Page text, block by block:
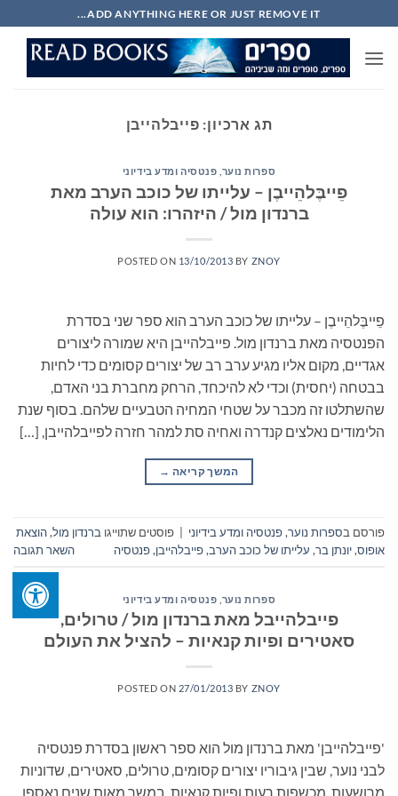
to
content
ADD ANYTHING HERE OR JUST REMOVE IT...
תג ארכיון: פייבלהייבן
ספרות נוער פנטסיה ומדע בידיוני
פֵייבֶּלהֵייבֶן – עלייתו של כוכב הערב מאת
ברנדון מול / היזהרו: הוא עולה
POSTED ON 13/10/2013 BY ZNOY
פֵייבֶּלהֵייבֶן – עלייתו של כוכב הערב הוא ספר שני בסדרת
הפנטסיה מאת ברנדון מול. פייבלהייבן היא שמורה ליצורים
אגדיים, מקום אליו מגיע ערב רב של יצורים קסומים כדי לחיות
בבטחה (יחסית) וכדי לא להיכחד, הרחק מחברת בני האדם,
שהשתלטו זה מכבר על שטחי המחיה הטבעיים שלהם. בסוף שנת
הלימודים נאלצים קנדרה ואחיה סת למהר חזרה לפייבלהייבן, […]
המשך קריאה →
פורסם בספרות נוער,פנטסיה ומדע בידיוני פוסטים שתוייגו ברנדון מול,הוצאת
אופוס,יונתן בר, עלייתו של כוכב הערב,פייבלהייבן,פנטסיה השאר תגובה
ספרות נוער פנטסיה ומדע בידיוני
פייבלהייבל מאת ברנדון מול / טרולים,
סאטירים ופיות קנאיות – להציל את העולם
POSTED ON 27/01/2013 BY ZNOY
'פייבלהייבן' מאת ברנדון מול הוא ספר ראשון בסדרת פנטסיה
לבני נוער, שבין גיבוריו יצורים קסומים, טרולים, סאטירים, שדוניות
מרושעות, מכשפות רעות ופיות קנאיות. במשך מאות שנים נאספו